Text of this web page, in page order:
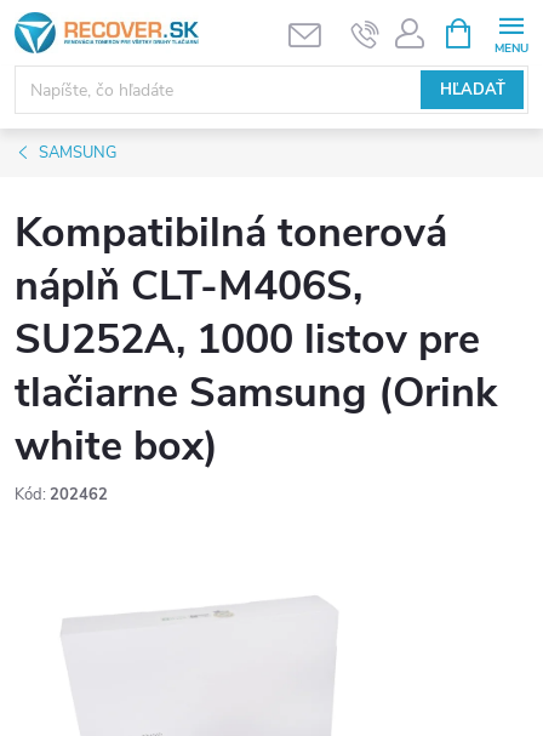
Prejsť
na
obsah
HĽADAŤ
KOŠÍK
SAMSUNG
Kompatibilná tonerová
náplň CLT-M406S,
SU252A, 1000 listov pre
tlačiarne Samsung (Orink
white box)
Kód: 202462